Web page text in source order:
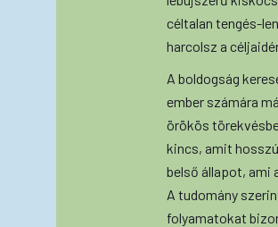
céltalan tengés-
harcolsz a
A boldogság
ember számára
örökös
kincs, amit
belső állapot, ami
A tudomány
folyamatokat